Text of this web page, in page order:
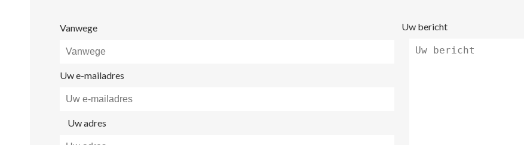
Vanwege
Uw e-mailadres
Uw adres
Uw bericht